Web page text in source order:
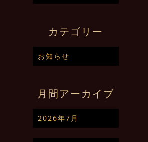
カテゴリー
お知らせ
月間アーカイブ
2026年7月